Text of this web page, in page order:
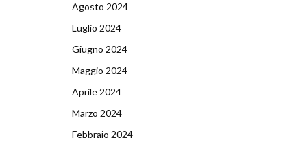
Agosto 2024
Luglio 2024
Giugno 2024
Maggio 2024
Aprile 2024
Marzo 2024
Febbraio 2024